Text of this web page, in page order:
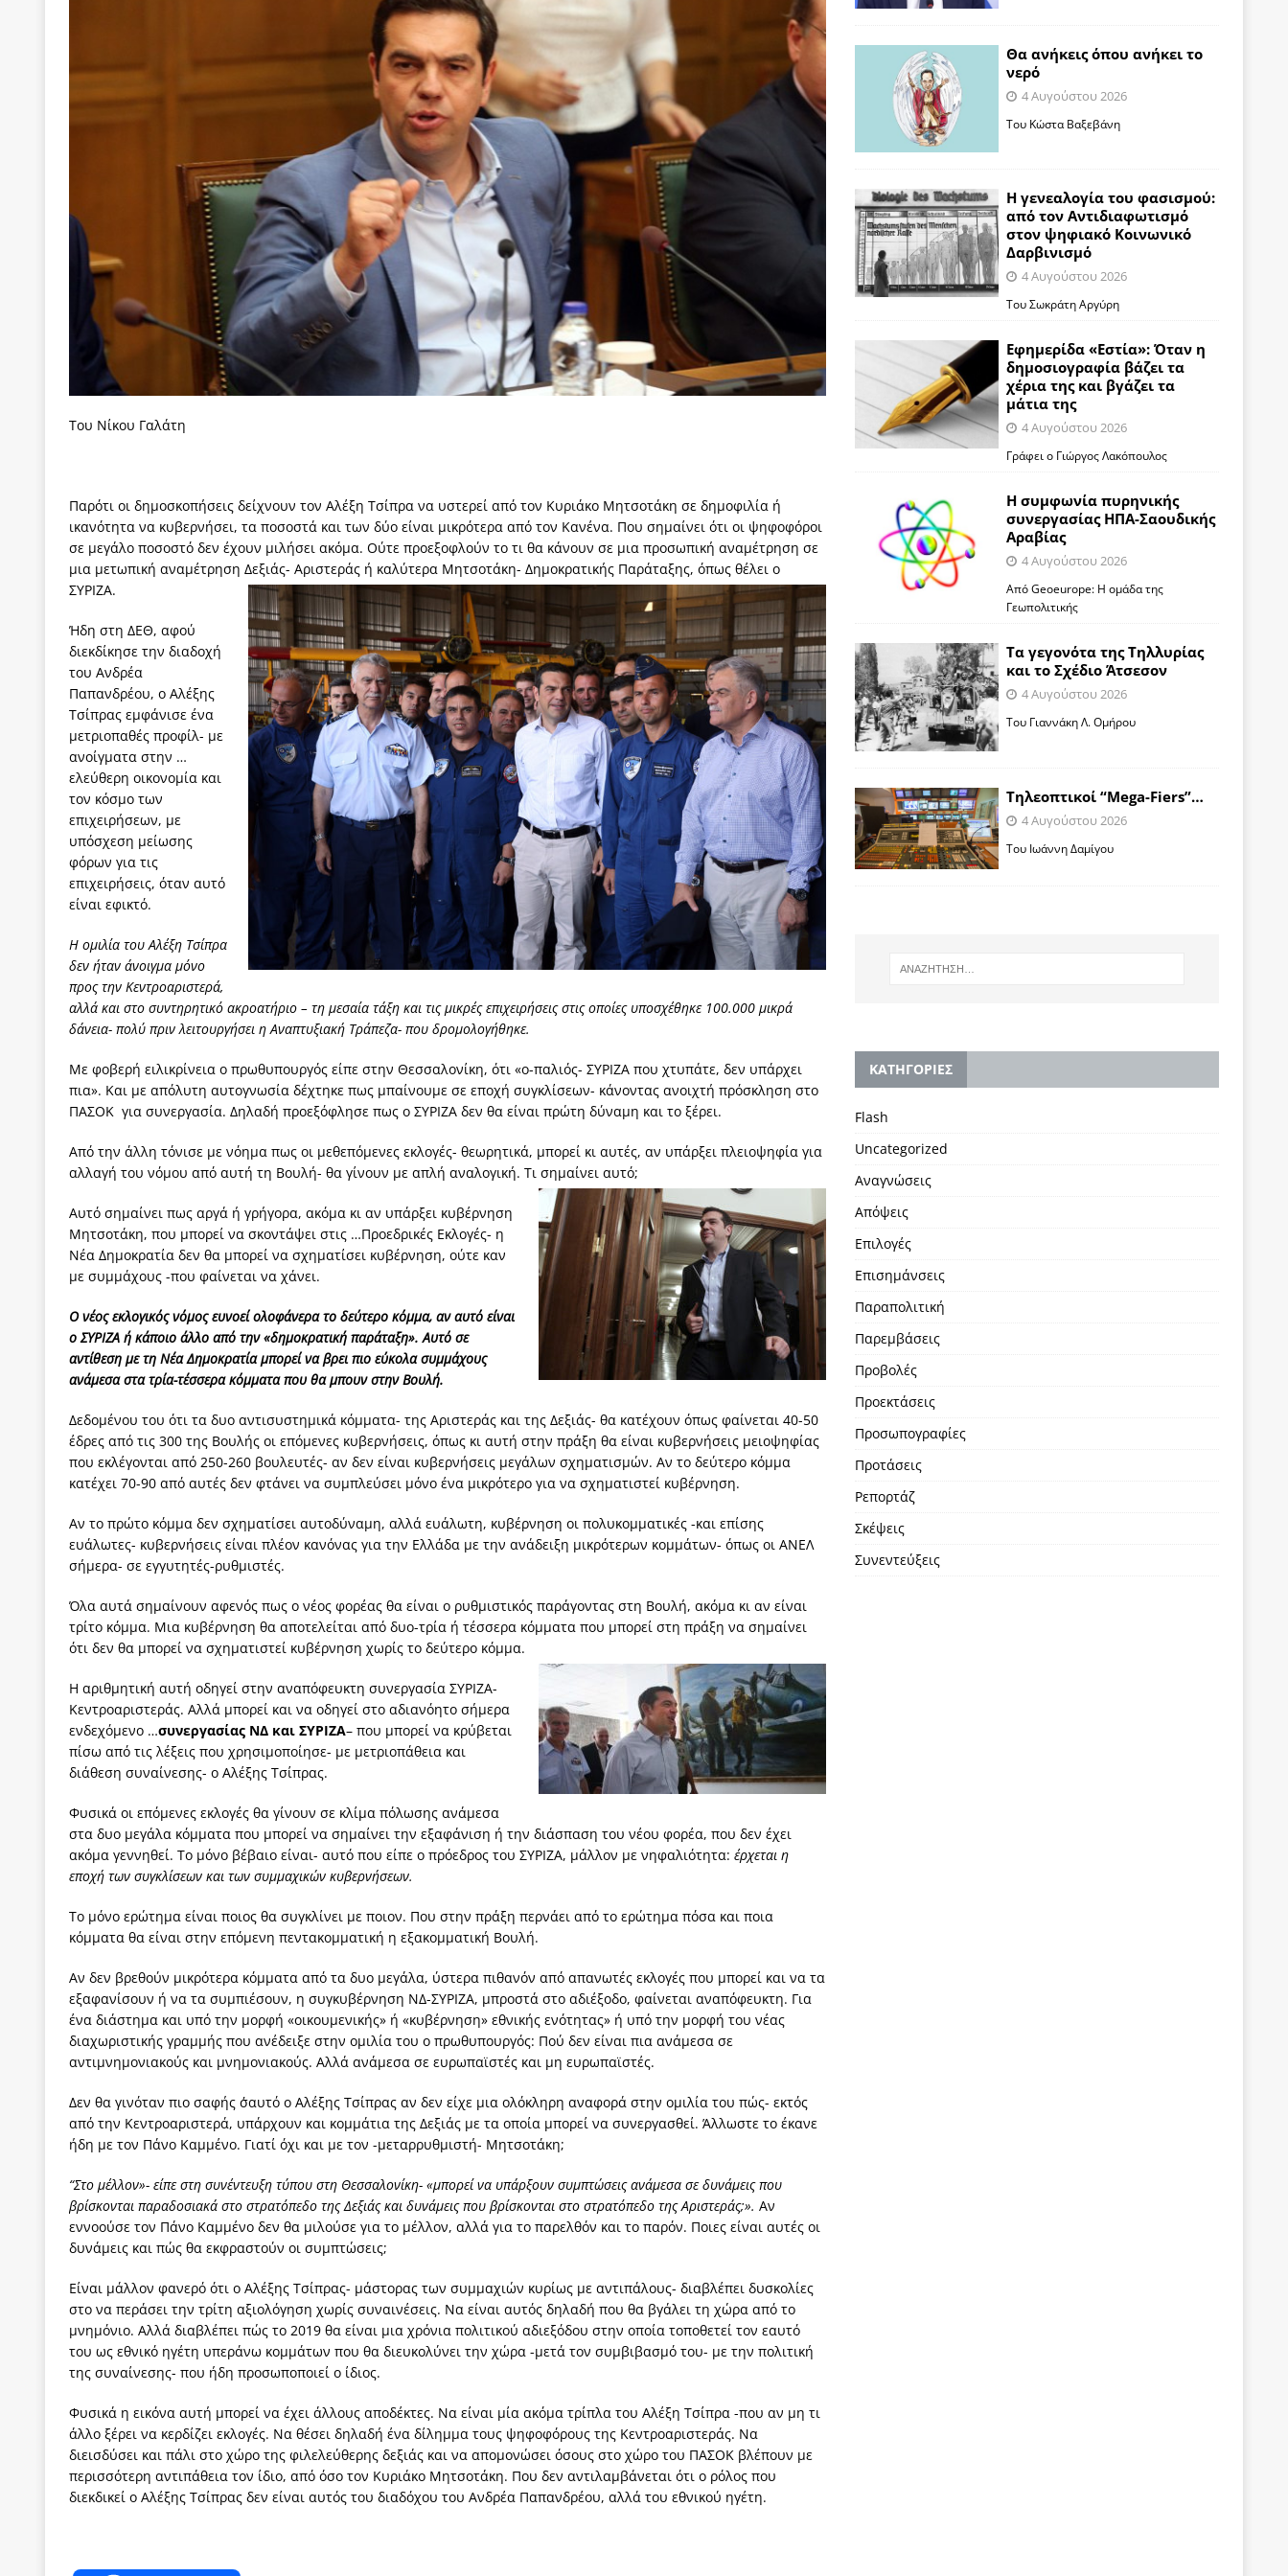
Μακάριος Λαζαρίδης: Έργο!
ΠΡΟΣΩΠΟΓΡΑΦΙΕΣ
Κυριάκος Μητσοτάκης: Αναλγησίες
ΠΡΟΒΟΛΕΣ
[ 4 Αυγούστου 2026 ]
Θα ανήκεις όπου ανήκει το νερό
ΑΝΑΓΝΩΣΕΙΣ
Η γενεαλογία του φασισμού: από τον Αντιδιαφωτισμό στον ψηφιακό Κοινωνικό Δαρβινισμό
[ 4 Αυγούστου 2026 ]
Εφημερίδα «Εστία»: Όταν η δημοσιογραφία βάζει τα χέρια της και βγάζει τα μάτια της
ΑΠΟΨΕΙΣ
[ 4 Αυγούστου 2026 ] Η συμφωνία πυρηνικής συνεργασίας ΗΠΑ-Σαουδικής Αραβίας
ΑΠΟΨΕΙΣ
[ 4 Αυγούστου 2026 ] Τα γεγονότα της Τηλλυρίας και το Σχέδιο Άτσεσον
ΑΠΟΨΕΙΣ
[ 4 Αυγούστου 2026 ] Tηλεοπτικοί “Mega-Fiers”…
ΑΠΟΨΕΙΣ
[ 4 Αυγούστου 2026 ] Κώστας Τσουκαλάς: Αντιπολίτευση
ΠΡΟΒΟΛΕΣ
[ 4 Αυγούστου 2026 ]
Ο Ιωάννης Μεταξάς και η 4η Αυγούστου: Πώς ένας αποτυχημένος κοινοβουλευτικός έγινε
δικτάτορας
ΕΠΙΛΟΓΕΣ
[ 3 Αυγούστου 2026 ]
[ 3 Αυγούστου 2026 ] Η τραγωδία της δημοκρατικής παράταξης: Ο λαός θέλει, αλλά τα κόμματα της αντιπολίτευσης δεν
μπορούν να φέρουν την αλλαγή
ΠΡΟΕΚΤΑΣΕΙΣ
[ 3 Αυγούστου 2026 ] Γιατί λιγοστεύουν «τα χρόνια της αθωότητας;» Το «αίνιγμα»και η «λύση» του μέσα από τον
εμβληματικό «Πολίτη Κέιν»
ΠΑΡΕΜΒΑΣΕΙΣ
[ 3 Αυγούστου 2026 ] Το Νομικό DNA του Υπερταμείου και οι Ρήτρες του ESM
ΑΠΟΨΕΙΣ
[ 3 Αυγούστου 2026 ] Το γάλλιο και η γεωπολιτική ισχύς για την Ελλάδα ΑΠΟΨΕΙΣ
Του Νίκου Γαλάτη
Παρότι οι δημοσκοπήσεις δείχνουν τον Αλέξη Τσίπρα να υστερεί από τον Κυριάκο Μητσοτάκη σε δημοφιλία ή
ικανότητα να κυβερνήσει, τα ποσοστά και των δύο είναι μικρότερα από τον Κανένα. Που σημαίνει ότι οι ψηφοφόροι
σε μεγάλο ποσοστό δεν έχουν μιλήσει ακόμα. Ούτε προεξοφλούν το τι θα κάνουν σε μια προσωπική αναμέτρηση σε
μια μετωπική αναμέτρηση Δεξιάς- Αριστεράς ή καλύτερα Μητσοτάκη- Δημοκρατικής Παράταξης, όπως θέλει ο
ΣΥΡΙΖΑ.
Ήδη στη ΔΕΘ, αφού
διεκδίκησε την διαδοχή
του Ανδρέα
Παπανδρέου, ο Αλέξης
Τσίπρας εμφάνισε ένα
μετριοπαθές προφίλ- με
ανοίγματα στην …
ελεύθερη οικονομία και
τον κόσμο των
επιχειρήσεων, με
υπόσχεση μείωσης
φόρων για τις
επιχειρήσεις, όταν αυτό
είναι εφικτό.
Η ομιλία του Αλέξη Τσίπρα
δεν ήταν άνοιγμα μόνο
προς την Κεντροαριστερά,
αλλά και στο συντηρητικό ακροατήριο – τη μεσαία τάξη και τις μικρές επιχειρήσεις στις οποίες υποσχέθηκε 100.000 μικρά
δάνεια- πολύ πριν λειτουργήσει η Αναπτυξιακή Τράπεζα- που δρομολογήθηκε.
Με φοβερή ειλικρίνεια ο πρωθυπουργός είπε στην Θεσσαλονίκη, ότι «ο-παλιός- ΣΥΡΙΖΑ που χτυπάτε, δεν υπάρχει
πια». Και με απόλυτη αυτογνωσία δέχτηκε πως μπαίνουμε σε εποχή συγκλίσεων- κάνοντας ανοιχτή πρόσκληση στο
ΠΑΣΟΚ για συνεργασία. Δηλαδή προεξόφλησε πως ο ΣΥΡΙΖΑ δεν θα είναι πρώτη δύναμη και το ξέρει.
Από την άλλη τόνισε με νόημα πως οι μεθεπόμενες εκλογές- θεωρητικά, μπορεί κι αυτές, αν υπάρξει πλειοψηφία για
αλλαγή του νόμου από αυτή τη Βουλή- θα γίνουν με απλή αναλογική. Τι σημαίνει αυτό;
Aυτό σημαίνει πως αργά ή γρήγορα, ακόμα κι αν υπάρξει κυβέρνηση
Μητσοτάκη, που μπορεί να σκοντάψει στις …Προεδρικές Εκλογές- η
Νέα Δημοκρατία δεν θα μπορεί να σχηματίσει κυβέρνηση, ούτε καν
με συμμάχους -που φαίνεται να χάνει.
Ο νέος εκλογικός νόμος ευνοεί ολοφάνερα το δεύτερο κόμμα, αν αυτό είναι
ο ΣΥΡΙΖΑ ή κάποιο άλλο από την «δημοκρατική παράταξη». Αυτό σε
αντίθεση με τη Νέα Δημοκρατία μπορεί να βρει πιο εύκολα συμμάχους
ανάμεσα στα τρία-τέσσερα κόμματα που θα μπουν στην Βουλή.
Δεδομένου του ότι τα δυο αντισυστημικά κόμματα- της Αριστεράς και της Δεξιάς- θα κατέχουν όπως φαίνεται 40-50
έδρες από τις 300 της Βουλής οι επόμενες κυβερνήσεις, όπως κι αυτή στην πράξη θα είναι κυβερνήσεις μειοψηφίας
που εκλέγονται από 250-260 βουλευτές- αν δεν είναι κυβερνήσεις μεγάλων σχηματισμών. Αν το δεύτερο κόμμα
κατέχει 70-90 από αυτές δεν φτάνει να συμπλεύσει μόνο ένα μικρότερο για να σχηματιστεί κυβέρνηση.
Αν το πρώτο κόμμα δεν σχηματίσει αυτοδύναμη, αλλά ευάλωτη, κυβέρνηση οι πολυκομματικές -και επίσης
ευάλωτες- κυβερνήσεις είναι πλέον κανόνας για την Ελλάδα με την ανάδειξη μικρότερων κομμάτων- όπως οι ΑΝΕΛ
σήμερα- σε εγγυτητές-ρυθμιστές.
Όλα αυτά σημαίνουν αφενός πως ο νέος φορέας θα είναι ο ρυθμιστικός παράγοντας στη Βουλή, ακόμα κι αν είναι
τρίτο κόμμα. Μια κυβέρνηση θα αποτελείται από δυο-τρία ή τέσσερα κόμματα που μπορεί στη πράξη να σημαίνει
ότι δεν θα μπορεί να σχηματιστεί κυβέρνηση χωρίς το δεύτερο κόμμα.
Η αριθμητική αυτή οδηγεί στην αναπόφευκτη συνεργασία ΣΥΡΙΖΑ-
Κεντροαριστεράς. Αλλά μπορεί και να οδηγεί στο αδιανόητο σήμερα
ενδεχόμενο …συνεργασίας ΝΔ και ΣΥΡΙΖΑ– που μπορεί να κρύβεται
πίσω από τις λέξεις που χρησιμοποίησε- με μετριοπάθεια και
διάθεση συναίνεσης- ο Αλέξης Τσίπρας.
Φυσικά οι επόμενες εκλογές θα γίνουν σε κλίμα πόλωσης ανάμεσα
στα δυο μεγάλα κόμματα που μπορεί να σημαίνει την εξαφάνιση ή την διάσπαση του νέου φορέα, που δεν έχει
ακόμα γεννηθεί. Το μόνο βέβαιο είναι- αυτό που είπε ο πρόεδρος του ΣΥΡΙΖΑ, μάλλον με νηφαλιότητα: έρχεται η
εποχή των συγκλίσεων και των συμμαχικών κυβερνήσεων.
Το μόνο ερώτημα είναι ποιος θα συγκλίνει με ποιον. Που στην πράξη περνάει από το ερώτημα πόσα και ποια
κόμματα θα είναι στην επόμενη πεντακομματική η εξακομματική Βουλή.
Αν δεν βρεθούν μικρότερα κόμματα από τα δυο μεγάλα, ύστερα πιθανόν από απανωτές εκλογές που μπορεί και να τα
εξαφανίσουν ή να τα συμπιέσουν, η συγκυβέρνηση ΝΔ-ΣΥΡΙΖΑ, μπροστά στο αδιέξοδο, φαίνεται αναπόφευκτη. Για
ένα διάστημα και υπό την μορφή «οικουμενικής» ή «κυβέρνηση» εθνικής ενότητας» ή υπό την μορφή του νέας
διαχωριστικής γραμμής που ανέδειξε στην ομιλία του ο πρωθυπουργός: Πού δεν είναι πια ανάμεσα σε
αντιμνημονιακούς και μνημονιακούς. Αλλά ανάμεσα σε ευρωπαϊστές και μη ευρωπαϊστές.
Δεν θα γινόταν πιο σαφής σ΄αυτό ο Αλέξης Τσίπρας αν δεν είχε μια ολόκληρη αναφορά στην ομιλία του πώς- εκτός
από την Κεντροαριστερά, υπάρχουν και κομμάτια της Δεξιάς με τα οποία μπορεί να συνεργασθεί. Άλλωστε το έκανε
ήδη με τον Πάνο Καμμένο. Γιατί όχι και με τον -μεταρρυθμιστή- Μητσοτάκη;
“Στο μέλλον»- είπε στη συνέντευξη τύπου στη Θεσσαλονίκη- «μπορεί να υπάρξουν συμπτώσεις ανάμεσα σε δυνάμεις που
βρίσκονται παραδοσιακά στο στρατόπεδο της Δεξιάς και δυνάμεις που βρίσκονται στο στρατόπεδο της Αριστεράς;». Αν
εννοούσε τον Πάνο Καμμένο δεν θα μιλούσε για το μέλλον, αλλά για το παρελθόν και το παρόν. Ποιες είναι αυτές οι
δυνάμεις και πώς θα εκφραστούν οι συμπτώσεις;
Eίναι μάλλον φανερό ότι ο Αλέξης Τσίπρας- μάστορας των συμμαχιών κυρίως με αντιπάλους- διαβλέπει δυσκολίες
στο να περάσει την τρίτη αξιολόγηση χωρίς συναινέσεις. Να είναι αυτός δηλαδή που θα βγάλει τη χώρα από το
μνημόνιο. Αλλά διαβλέπει πώς το 2019 θα είναι μια χρόνια πολιτικού αδιεξόδου στην οποία τοποθετεί τον εαυτό
του ως εθνικό ηγέτη υπεράνω κομμάτων που θα διευκολύνει την χώρα -μετά τον συμβιβασμό του- με την πολιτική
της συναίνεσης- που ήδη προσωποποιεί ο ίδιος.
Φυσικά η εικόνα αυτή μπορεί να έχει άλλους αποδέκτες. Να είναι μία ακόμα τρίπλα του Αλέξη Τσίπρα -που αν μη τι
άλλο ξέρει να κερδίζει εκλογές. Να θέσει δηλαδή ένα δίλημμα τους ψηφοφόρους της Κεντροαριστεράς. Να
διεισδύσει και πάλι στο χώρο της φιλελεύθερης δεξιάς και να απομονώσει όσους στο χώρο του ΠΑΣΟΚ βλέπουν με
περισσότερη αντιπάθεια τον ίδιο, από όσο τον Κυριάκο Μητσοτάκη. Που δεν αντιλαμβάνεται ότι ο ρόλος που
διεκδικεί ο Αλέξης Τσίπρας δεν είναι αυτός του διαδόχου του Ανδρέα Παπανδρέου, αλλά του εθνικού ηγέτη.
Θα ανήκεις όπου ανήκει το
νερό
4 Αυγούστου 2026
Του Κώστα Βαξεβάνη
Η γενεαλογία του φασισμού:
από τον Αντιδιαφωτισμό
στον ψηφιακό Κοινωνικό
Δαρβινισμό
4 Αυγούστου 2026
Του Σωκράτη Αργύρη
Εφημερίδα «Εστία»: Όταν η
δημοσιογραφία βάζει τα
χέρια της και βγάζει τα
μάτια της
4 Αυγούστου 2026
Γράφει ο Γιώργος Λακόπουλος
Η συμφωνία πυρηνικής
συνεργασίας ΗΠΑ-Σαουδικής
Αραβίας
4 Αυγούστου 2026
Από Geoeurope: H ομάδα της
Γεωπολιτικής
Τα γεγονότα της Τηλλυρίας
και το Σχέδιο Άτσεσον
4 Αυγούστου 2026
Toυ Γιαννάκη Λ. Ομήρου
Tηλεοπτικοί “Mega-Fiers”…
4 Αυγούστου 2026
Toυ Ιωάννη Δαμίγου
KΑΤΗΓΟΡΙΕΣ
Flash
Uncategorized
Αναγνώσεις
Απόψεις
Επιλογές
Επισημάνσεις
Παραπολιτική
Παρεμβάσεις
Προβολές
Προεκτάσεις
Προσωπογραφίες
Προτάσεις
Ρεπορτάζ
Σκέψεις
Συνεντεύξεις